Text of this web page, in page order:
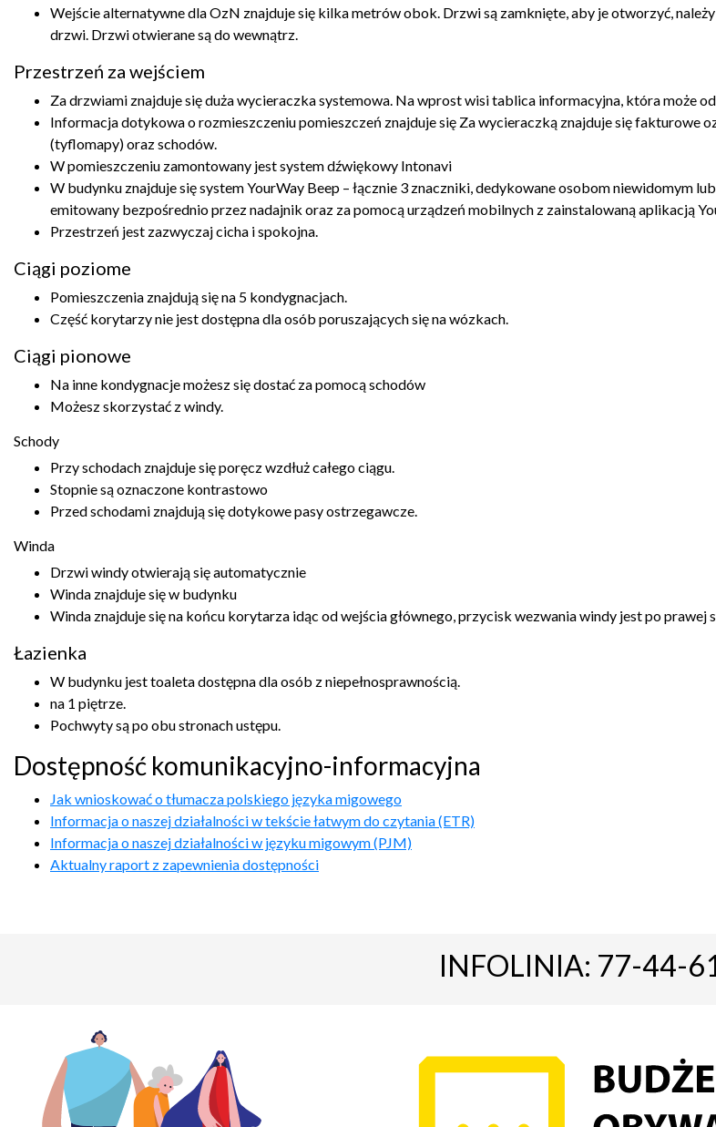
Wejście alternatywne dla OzN znajduje się kilka metrów obok. Drzwi są zamknięte, aby je otworzyć,
drzwi. Drzwi otwierane są do wewnątrz.
Przestrzeń za wejściem
Za drzwiami znajduje się duża wycieraczka systemowa. Na wprost wisi tablica informacyjna, która może
Informacja dotykowa o rozmieszczeniu pomieszczeń znajduje się Za wycieraczką znajduje się
(tyflomapy) oraz schodów.
W pomieszczeniu zamontowany jest system dźwiękowy Intonavi
W budynku znajduje się system YourWay Beep – łącznie 3 znaczniki, dedykowane osobom niewidomym
emitowany bezpośrednio przez nadajnik oraz za pomocą urządzeń mobilnych z zainstalowaną aplikacją
Przestrzeń jest zazwyczaj cicha i spokojna.
Ciągi poziome
Pomieszczenia znajdują się na 5 kondygnacjach.
Część korytarzy nie jest dostępna dla osób poruszających się na wózkach.
Ciągi pionowe
Na inne kondygnacje możesz się dostać za pomocą schodów
Możesz skorzystać z windy.
Schody
Przy schodach znajduje się poręcz wzdłuż całego ciągu.
Stopnie są oznaczone kontrastowo
Przed schodami znajdują się dotykowe pasy ostrzegawcze.
Winda
Drzwi windy otwierają się automatycznie
Winda znajduje się w budynku
Winda znajduje się na końcu korytarza idąc od wejścia głównego, przycisk wezwania windy jest po prawej
Łazienka
W budynku jest toaleta dostępna dla osób z niepełnosprawnością.
na 1 piętrze.
Pochwyty są po obu stronach ustępu.
Dostępność komunikacyjno-informacyjna
Jak wnioskować o tłumacza polskiego języka migowego
Informacja o naszej działalności w tekście łatwym do czytania (ETR)
Informacja o naszej działalności w języku migowym (PJM)
Aktualny raport z zapewnienia dostępności
INFOLINIA: 77-44-